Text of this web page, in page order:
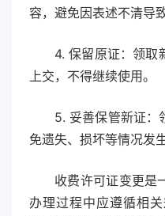
容，避免因表述不清导
4. 保留原证：领取
上交，不得继续使用。
5. 妥善保管新证：
免遗失、损坏等情况发生
收费许可证变更是
办理过程中应遵循相